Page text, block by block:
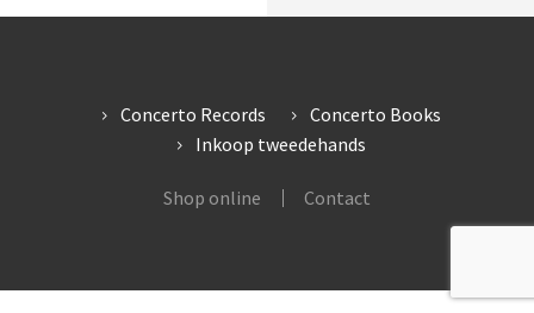
Concerto Records
Concerto Books
Inkoop tweedehands
Shop online Contact